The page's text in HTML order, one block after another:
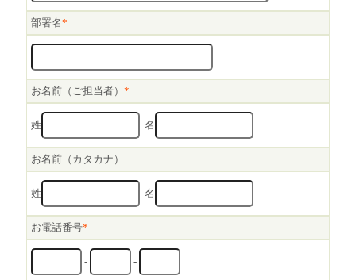
部署名*
お名前（ご担当者） *
姓 名
お名前（カタカナ）
姓 名
お電話番号*
- -